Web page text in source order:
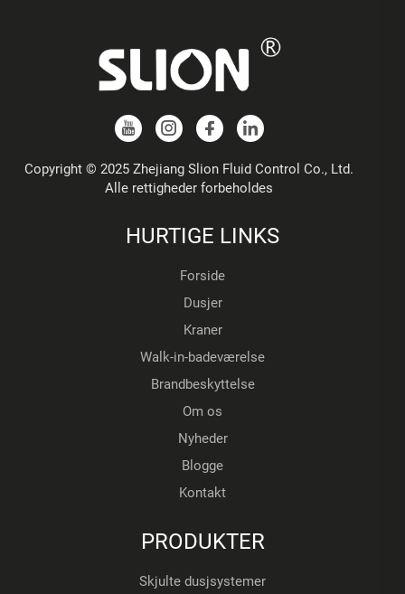
Copyright © 2025 Zhejiang Slion Fluid Control Co., Ltd.
Alle rettigheder forbeholdes
HURTIGE LINKS
Forside
Dusjer
Kraner
Walk-in-badeværelse
Brandbeskyttelse
Om os
Nyheder
Blogge
Kontakt
PRODUKTER
Skjulte dusjsystemer